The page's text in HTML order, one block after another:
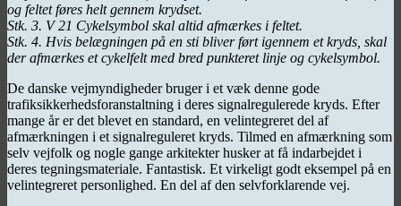
og feltet føres helt gennem krydset.
Stk. 3. V 21 Cykelsymbol skal altid afmærkes i feltet.
Stk. 4. Hvis belægningen på en sti bliver ført igennem et kryds, skal
der afmærkes et cykelfelt med bred punkteret linje og cykelsymbol.
De danske vejmyndigheder bruger i et væk denne gode
trafiksikkerhedsforanstaltning i deres signalregulerede kryds. Efter
mange år er det blevet en standard, en velintegreret del af
afmærkningen i et signalreguleret kryds. Tilmed en afmærkning som
selv vejfolk og nogle gange arkitekter husker at få indarbejdet i
deres tegningsmateriale. Fantastisk. Et virkeligt godt eksempel på en
velintegreret personlighed. En del af den selvforklarende vej.